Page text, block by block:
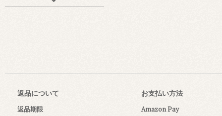
返品について
返品期限
お支払い方法
Amazon Pay